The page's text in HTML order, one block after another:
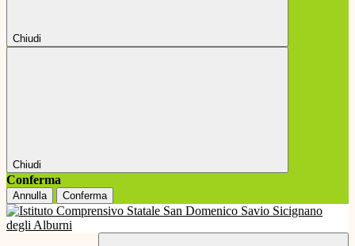
Chiudi
Chiudi
Conferma
Annulla Conferma